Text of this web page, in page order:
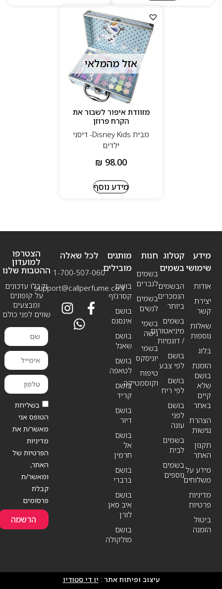
אזל מהמלאי
מזוודת איפור לשבור את
הקרח פרוזן
מבית Disney Kids- דיסני
ילדים
₪ 98.00
מידע נוסף
מידע
שימושי
אודות
יצירת
קשר
שאלות
נוספות
בלוג
הזמנת
בושם
שלא
קיים
באתר
הצהרת
נגישות
תקנון
האתר
מידע על
משלוחים
מדיניות
פרטיות
ביטול
הזמנה
חנות
בשמים
לגברים
בשמים
לנשים
בשמי
נישה
בשמי
יוניסקס
טיפוח
וקוסמטיקה
קטלוג
בשמים
הבשמים
הנמכרים
ביותר
בשמים
מיניאטורים
/ דוגמיות
בושם
לפי צבע
בושם
לפי ריח
בושם
לפני
עונה
בשמים
לבית
בשמים
נוספים
מותגים
מובילים
בושם
קסרג’וף
בושם
אינסנס
בושם
שאנל
בושם
לטאפה
בושם
קריד
בושם
דיור
בושם
אל
חרמין
בושם
ברברי
בושם
איב סאן
לורן
בושם
מולקולה
לכל שאלה
1-700-507-060
support@callperfume.co.il
הצטרפו
למועדון
ההטבות שלנו
וקבלו עדכונים
על קופונים
ומבצעים
שווים לפני כולם
בשליחת
הטופס אני
מאשר/ת את
מדיניות
הפרטיות של
האתר,
ומאשר/ת
קבלת
פרסומים
הרשמה
עיצוב ופיתוח אתר : יו די סטודיו